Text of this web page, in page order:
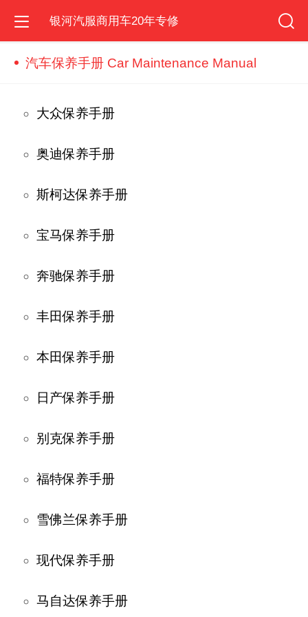
银河汽服商用车20年专修
汽车保养手册 Car Maintenance Manual
大众保养手册
奥迪保养手册
斯柯达保养手册
宝马保养手册
奔驰保养手册
丰田保养手册
本田保养手册
日产保养手册
别克保养手册
福特保养手册
雪佛兰保养手册
现代保养手册
马自达保养手册